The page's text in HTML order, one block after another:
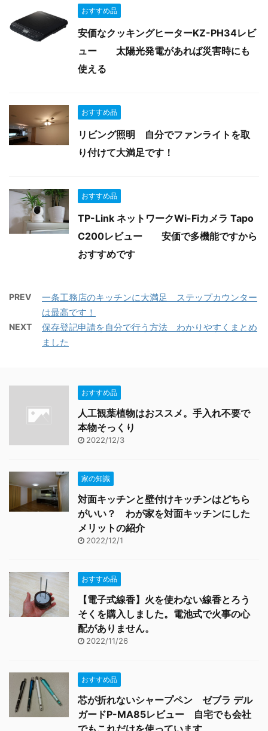
おすすめ品
安価なクッキングヒーターKZ-PH34レビ
ュー 太陽光発電があれば災害時にも
使える
おすすめ品
リビング照明 自分でファンライトを取
り付けて大満足です！
おすすめ品
TP-Link ネットワークWi-Fiカメラ Tapo
C200レビュー 安価で多機能ですから
おすすめです
PREV
一条工務店のキッチンに大満足 ステップカウンター
は最高です！
NEXT
保存登記申請を自分で行う方法 わかりやすくまとめ
ました
おすすめ品
人工観葉植物はおススメ。手入れ不要で
本物そっくり
2022/12/3
家の知識
対面キッチンと壁付けキッチンはどちら
がいい？ わが家を対面キッチンにした
メリットの紹介
2022/12/1
おすすめ品
【電子式線香】火を使わない線香とろう
そくを購入しました。電池式で火事の心
配がありません。
2022/11/26
おすすめ品
芯が折れないシャープペン ゼブラ デル
ガードP-MA85レビュー 自宅でも会社
でもこれだけを使っています